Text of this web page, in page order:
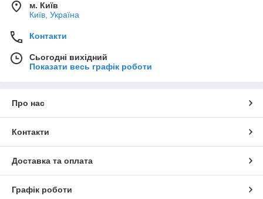
м. Київ
Київ, Україна
Контакти
Сьогодні вихідний
Показати весь графік роботи
Про нас
Контакти
Доставка та оплата
Графік роботи